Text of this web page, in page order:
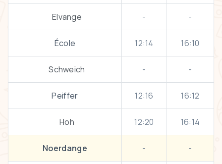
Elvange - -
École 12:14 16:10
Schweich - -
Peiffer 12:16 16:12
Hoh 12:20 16:14
Noerdange - -